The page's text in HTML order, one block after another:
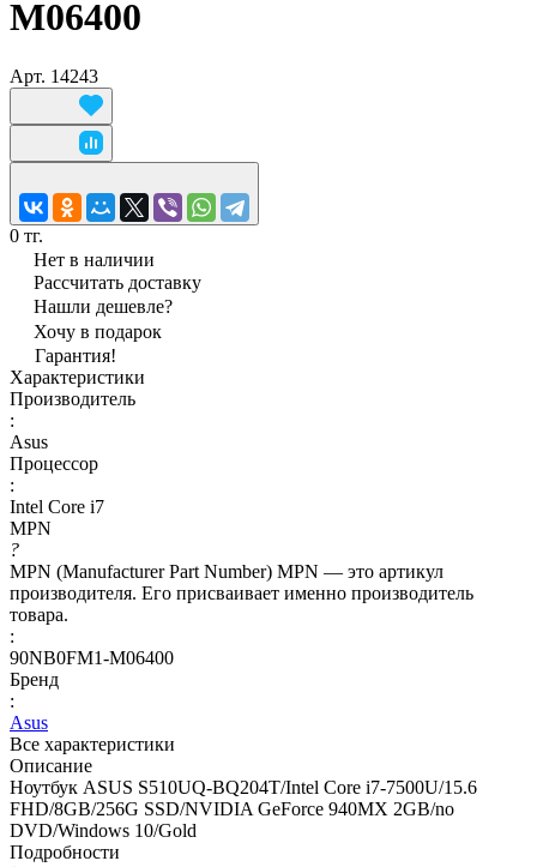
M06400
Арт. 14243
0 тг.
Нет в наличии
Рассчитать доставку
Нашли дешевле?
Хочу в подарок
Гарантия!
Характеристики
Производитель
:
Asus
Процессор
:
Intel Core i7
MPN
?
MPN (Manufacturer Part Number) MPN — это артикул
производителя. Его присваивает именно производитель
товара.
:
90NB0FM1-M06400
Бренд
:
Asus
Все характеристики
Описание
Ноутбук ASUS S510UQ-BQ204T/Intel Core i7-7500U/15.6
FHD/8GB/256G SSD/NVIDIA GeForce 940MX 2GB/no
DVD/Windows 10/Gold
Подробности